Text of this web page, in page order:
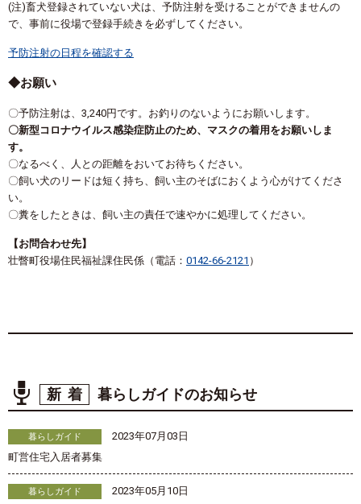
(注)畜犬登録されていない犬は、予防注射を受けることができませんの
で、事前に役場で登録手続きを必ずしてください。
予防注射の日程を確認する
◆お願い
〇予防注射は、3,240円です。お釣りのないようにお願いします。
〇新型コロナウイルス感染症防止のため、マスクの着用をお願いしま
す。
〇なるべく、人との距離をおいてお待ちください。
〇飼い犬のリードは短く持ち、飼い主のそばにおくよう心がけてくださ
い。
〇糞をしたときは、飼い主の責任で速やかに処理してください。
【お問合わせ先】
壮瞥町役場住民福祉課住民係（電話： 0142-66-2121 ）
新着 暮らしガイドのお知らせ
暮らしガイド
2023年07月03日
町営住宅入居者募集
暮らしガイド
2023年05月10日